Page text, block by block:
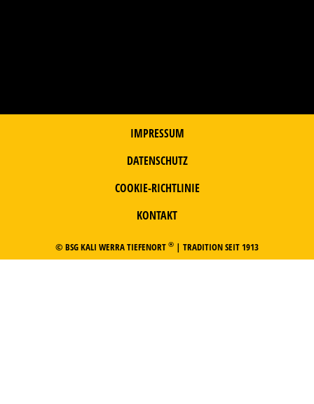
IMPRESSUM
DATENSCHUTZ
COOKIE-RICHTLINIE
KONTAKT
© BSG KALI WERRA TIEFENORT ® | TRADITION SEIT 1913